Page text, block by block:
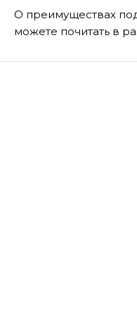
О преимуществах
можете почитать в